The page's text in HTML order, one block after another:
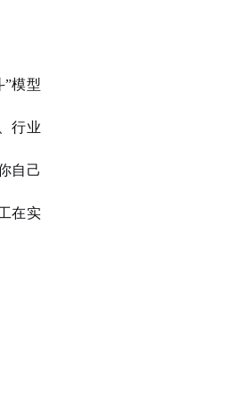
”模型
行业
自己
在实